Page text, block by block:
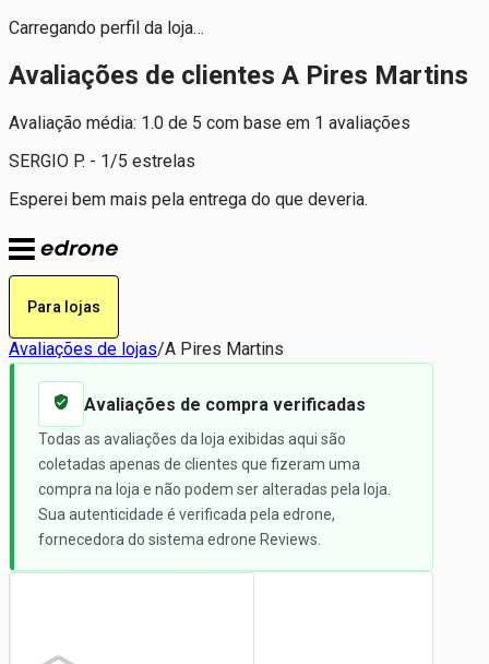
Carregando perfil da loja…
Avaliações de clientes A Pires Martins
Avaliação média: 1.0 de 5 com base em 1 avaliações
SERGIO P. - 1/5 estrelas
Esperei bem mais pela entrega do que deveria.
Para lojas
Avaliações de lojas/A Pires Martins
Avaliações de compra verificadas
Todas as avaliações da loja exibidas aqui são
coletadas apenas de clientes que fizeram uma
compra na loja e não podem ser alteradas pela loja.
Sua autenticidade é verificada pela edrone,
fornecedora do sistema edrone Reviews.